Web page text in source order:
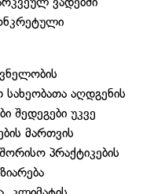
აღდგენის
შედეგები უკვე
მართვის
პრაქტიკების